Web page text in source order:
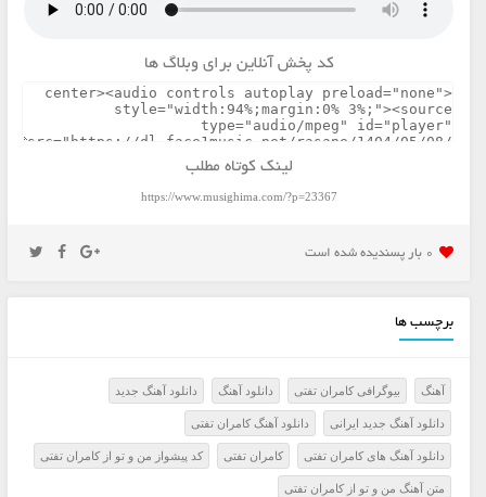
کد پخش آنلاین برای وبلاگ ها
لینک کوتاه مطلب
https://www.musighima.com/?p=23367
0 بار پسنديده شده است
برچسب ها
آهنگ بیوگرافی کامران تفتی دانلود آهنگ دانلود آهنگ جدید
دانلود آهنگ جدید ایرانی دانلود آهنگ کامران تفتی
دانلود آهنگ های کامران تفتی کامران تفتی کد پیشواز من و تو از کامران تفتی
متن آهنگ من و تو از کامران تفتی